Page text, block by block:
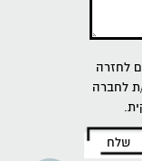
לחזרה
ת לחברה